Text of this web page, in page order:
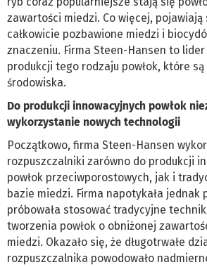
zawartości miedzi. Co więcej, pojawiają
całkowicie pozbawione miedzi i
znaczeniu. Firma Steen-Hansen to lider
produkcji tego rodzaju powłok, które
środowiska.
Do produkcji innowacyjnych powłok
wykorzystanie nowych technologii
Początkowo, firma Steen-Hansen
rozpuszczalniki zarówno do produkcji
powłok przeciwporostowych, jak i
bazie miedzi. Firma napotykała jednak
próbowała stosować tradycyjne
tworzenia powłok o obniżonej
miedzi. Okazało się, że długotrwałe
rozpuszczalnika powodowało